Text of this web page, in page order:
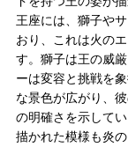
王座には、獅子や
おり、これは火の
す。獅子は王の威
ーは変容と挑戦を
な景色が広がり、
の明確さを示して
描かれた模様も炎